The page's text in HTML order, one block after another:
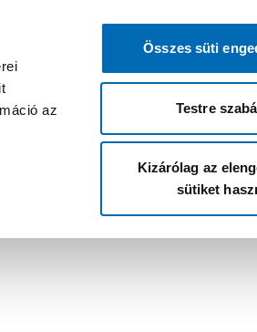
az
Összes süti
Testre
Kizárólag az
sütiket